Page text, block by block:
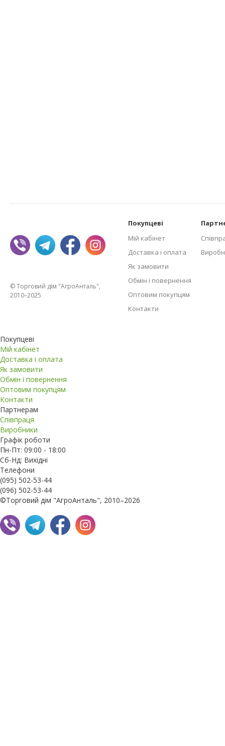
© Торговий дім "АгроАнталь",
2010–2025
Покупцеві
Мій кабінет
Доставка і оплата
Як замовити
Обмін і повернення
Оптовим покупцям
Контакти
Покупцеві
Мій кабінет
Доставка і оплата
Як замовити
Обмін і повернення
Оптовим покупцям
Контакти
Партнерам
Співпраця
Виробники
Графік роботи
Пн-Пт: 09:00 - 18:00
Сб-Нд: Вихідні
Телефони
(095) 502-53-44
(096) 502-53-44
©Торговий дім "АгроАнталь", 2010–2026